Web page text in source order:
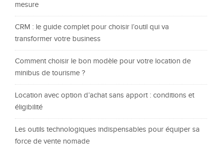
mesure
CRM : le guide complet pour choisir l’outil qui va
transformer votre business
Comment choisir le bon modèle pour votre location de
minibus de tourisme ?
Location avec option d’achat sans apport : conditions et
éligibilité
Les outils technologiques indispensables pour équiper sa
force de vente nomade